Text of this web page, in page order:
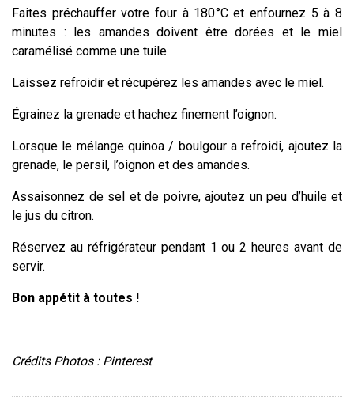
Faites préchauffer votre four à 180°C et enfournez 5 à 8
minutes : les amandes doivent être dorées et le miel
caramélisé comme une tuile.
Laissez refroidir et récupérez les amandes avec le miel.
Égrainez la grenade et hachez finement l’oignon.
Lorsque le mélange quinoa / boulgour a refroidi, ajoutez la
grenade, le persil, l’oignon et des amandes.
Assaisonnez de sel et de poivre, ajoutez un peu d’huile et
le jus du citron.
Réservez au réfrigérateur pendant 1 ou 2 heures avant de
servir.
Bon appétit à toutes !
Crédits Photos : Pinterest